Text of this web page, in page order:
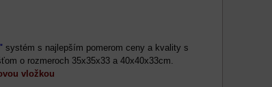
systém s najlepším pomerom ceny a kvality s
o rozmeroch 35x35x33 a 40x40x33cm.
vložkou